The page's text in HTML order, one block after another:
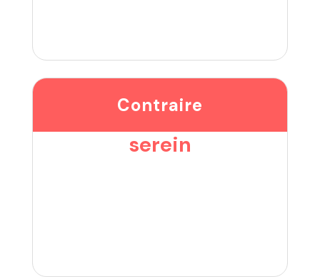
Contraire
serein